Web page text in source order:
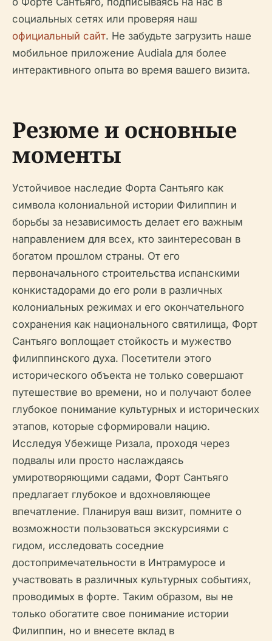
социальных сетях или проверяя наш
официальный сайт. Не забудьте загрузить наше
мобильное приложение Audiala для более
интерактивного опыта во время вашего визита.
Резюме и основные
моменты
Устойчивое наследие Форта Сантьяго как
символа колониальной истории Филиппин и
борьбы за независимость делает его важным
направлением для всех, кто заинтересован в
богатом прошлом страны. От его
первоначального строительства испанскими
конкистадорами до его роли в различных
колониальных режимах и его окончательного
сохранения как национального святилища, Форт
Сантьяго воплощает стойкость и мужество
филиппинского духа. Посетители этого
исторического объекта не только совершают
путешествие во времени, но и получают более
глубокое понимание культурных и исторических
этапов, которые сформировали нацию.
Исследуя Убежище Ризала, проходя через
подвалы или просто наслаждаясь
умиротворяющими садами, Форт Сантьяго
предлагает глубокое и вдохновляющее
впечатление. Планируя ваш визит, помните о
возможности пользоваться экскурсиями с
гидом, исследовать соседние
достопримечательности в Интрамуросе и
участвовать в различных культурных событиях,
проводимых в форте. Таким образом, вы не
только обогатите свое понимание истории
Филиппин, но и внесете вклад в